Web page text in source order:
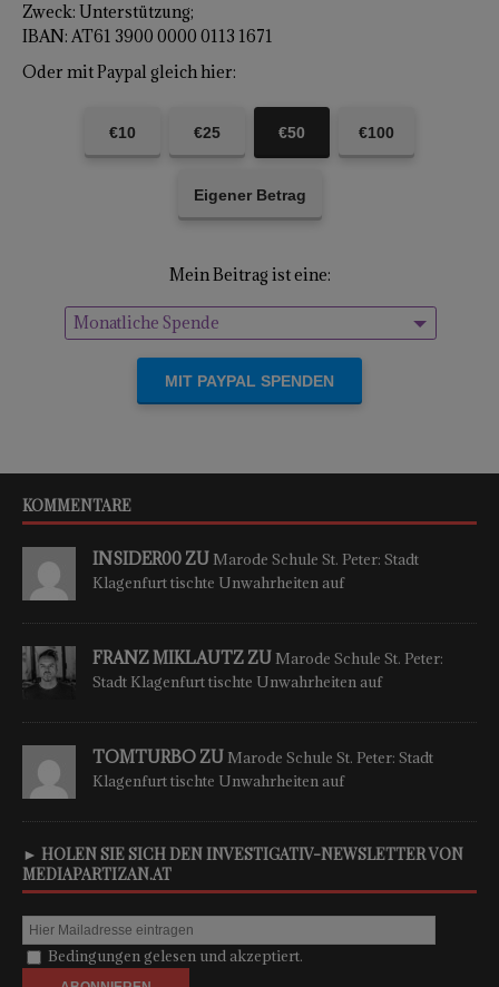
Zweck: Unterstützung;
IBAN: AT61 3900 0000 0113 1671
Oder mit Paypal gleich hier:
€10 €25 €50 €100
Eigener Betrag
Mein Beitrag ist eine:
Einmalige Spende
Monatliche Spende
KOMMENTARE
INSIDER00 ZU Marode Schule St. Peter: Stadt
Klagenfurt tischte Unwahrheiten auf
FRANZ MIKLAUTZ ZU Marode Schule St. Peter:
Stadt Klagenfurt tischte Unwahrheiten auf
TOMTURBO ZU Marode Schule St. Peter: Stadt
Klagenfurt tischte Unwahrheiten auf
► HOLEN SIE SICH DEN INVESTIGATIV-NEWSLETTER VON
MEDIAPARTIZAN.AT
Bedingungen gelesen und akzeptiert.